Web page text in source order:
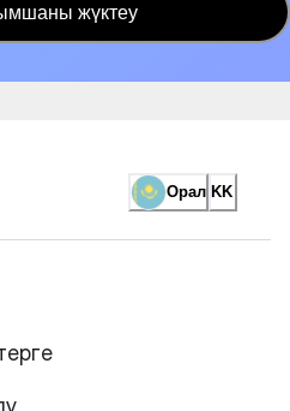
жүктеу
Орал KK